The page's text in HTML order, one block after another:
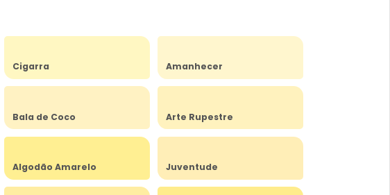
Cigarra Amanhecer
Bala de Coco Arte Rupestre
Algodão Amarelo Juventude